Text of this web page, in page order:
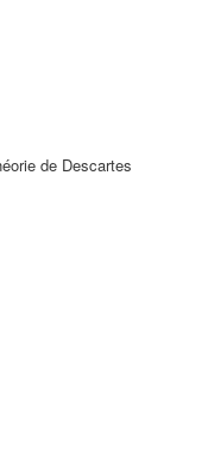
de Descartes